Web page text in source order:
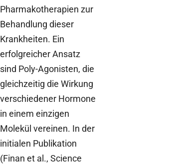
Pharmakotherapien zur
Behandlung dieser
Krankheiten. Ein
erfolgreicher Ansatz
sind Poly-Agonisten, die
gleichzeitig die Wirkung
verschiedener Hormone
in einem einzigen
Molekül vereinen. In der
initialen Publikation
(Finan et al., Science